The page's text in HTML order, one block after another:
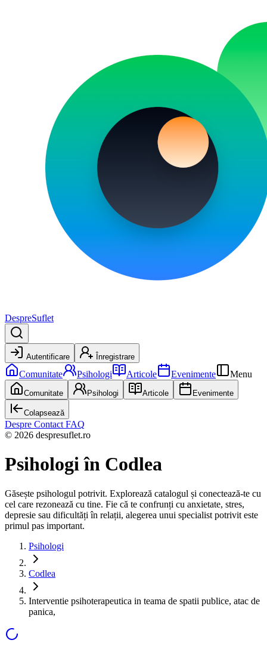
DespreSuflet
Autentificare Înregistrare
Comunitate Psihologi Articole Evenimente Menu
Comunitate Psihologi Articole Evenimente
Colapsează
Despre Contact FAQ
© 2026 despresuflet.ro
Psihologiîn Codlea
Găsește psihologul potrivit. Explorează catalogul și conectează-te cu
cel care rezonează cu tine. Fie că te confrunți cu anxietate, stres,
depresie sau dificultăți în relații, alegerea unui specialist potrivit este
primul pas important.
Psihologi
Codlea
Interventie psihoterapeutica in teama de spatii publice, atac de
panica,